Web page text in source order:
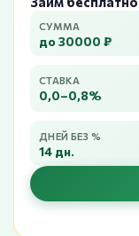
СУММА
до 30000 ₽
СТАВКА
0,0–0,8%
ДНЕЙ БЕЗ %
14 дн.